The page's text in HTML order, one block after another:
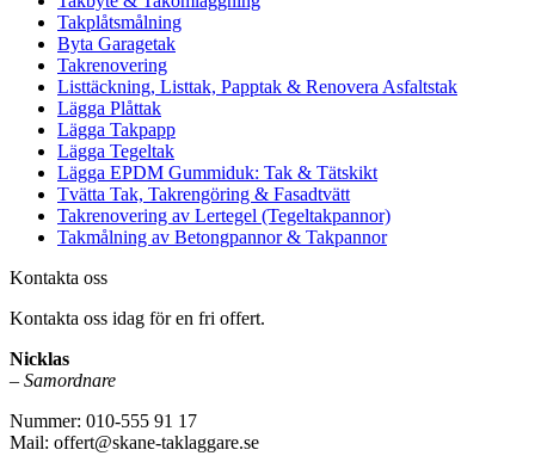
Takplåtsmålning
Byta Garagetak
Takrenovering
Listtäckning, Listtak, Papptak & Renovera Asfaltstak
Lägga Plåttak
Lägga Takpapp
Lägga Tegeltak
Lägga EPDM Gummiduk: Tak & Tätskikt
Tvätta Tak, Takrengöring & Fasadtvätt
Takrenovering av Lertegel (Tegeltakpannor)
Takmålning av Betongpannor & Takpannor
Kontakta oss
Kontakta oss idag för en fri offert.
Nicklas
– Samordnare
Nummer: 010-555 91 17
Mail: offert@skane-taklaggare.se